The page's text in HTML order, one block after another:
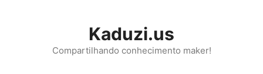
Kaduzi.us
Compartilhando conhecimento maker!